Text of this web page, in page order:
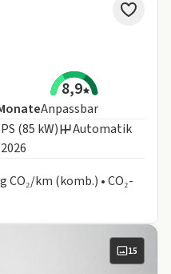
8,9
Anpassbar
(85 kW)
Automatik
CO₂/km (komb.) • CO₂-
15